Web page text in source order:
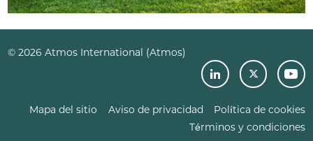
© 2026 Atmos International (Atmos)
Mapa del sitio Aviso de privacidad
Política de cookies
Términos y condiciones